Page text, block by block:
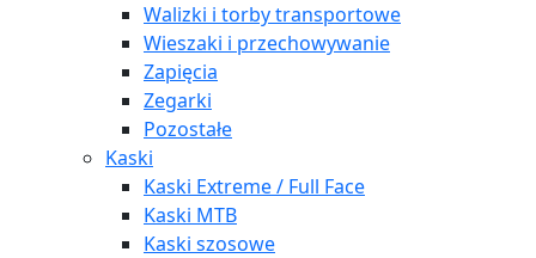
Walizki i torby transportowe
Wieszaki i przechowywanie
Zapięcia
Zegarki
Pozostałe
Kaski
Kaski Extreme / Full Face
Kaski MTB
Kaski szosowe